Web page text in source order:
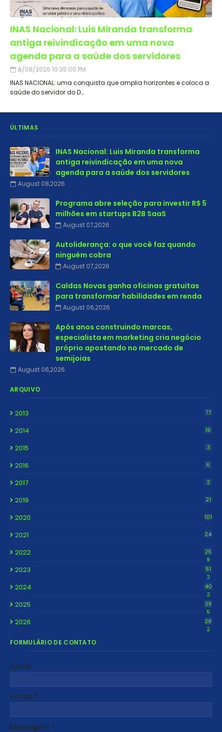
INAS Nacional: Luis Miranda transforma
antiga reivindicação em uma nova
agenda para a saúde dos servidores
8/08/2026 10:35:00 PM
INAS NACIONAL: uma conquista que amplia horizontes e coloca a
saúde do servidor do D…
ÚLTIMAS
INAS Nacional: Luis Miranda transforma
antiga reivindicação em uma nova
agenda para a saúde dos servidores
August 08,2026
Programa abre seleção para investir R$ 5
milhões em startups B2B SaaS
August 07,2026
Autoliderança: o que você faz quando
ninguém cobra
August 07,2026
Caldas Novas ganha oficinas gratuitas
para transformar habilidades em renda
August 06,2026
Após anos construindo marcas,
especialista em marketing cria negócio
próprio apostando no mercado de
semijoias
August 06,2026
ARQUIVO
2013 77
2014 16
2015 3
2016 6
2017 2
2019 21
2020 101
2021 24
2022
25
9
2023
51
2
2024
40
2
2025
39
5
2026
28
2
FORMULÁRIO DE CONTATO
Nome
E-mail *
Mensagem *